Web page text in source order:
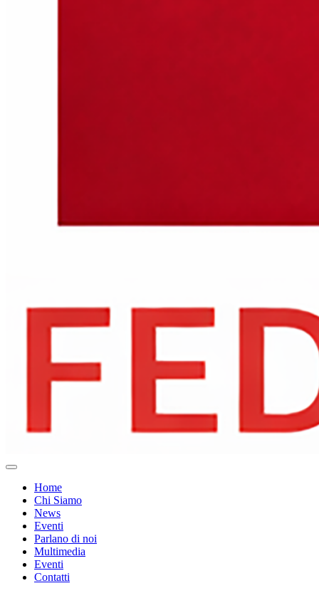
Home
Chi Siamo
News
Eventi
Parlano di noi
Multimedia
Eventi
Contatti